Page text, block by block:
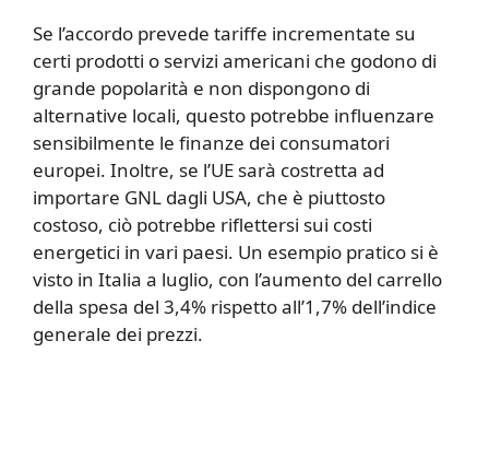
Se l’accordo prevede tariffe incrementate su
certi prodotti o servizi americani che godono di
grande popolarità e non dispongono di
alternative locali, questo potrebbe influenzare
sensibilmente le finanze dei consumatori
europei. Inoltre, se l’UE sarà costretta ad
importare GNL dagli USA, che è piuttosto
costoso, ciò potrebbe riflettersi sui costi
energetici in vari paesi. Un esempio pratico si è
visto in Italia a luglio, con l’aumento del carrello
della spesa del 3,4% rispetto all’1,7% dell’indice
generale dei prezzi.